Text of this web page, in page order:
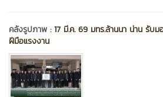
คลังรูปภาพ :17 มี.ค. 69 มทร.ล้านนา น่าน รับ
ฝีมือแรงงาน